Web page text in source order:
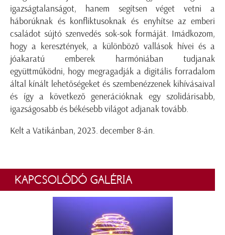
igazságtalanságot, hanem segítsen véget vetni a
háborúknak és konfliktusoknak és enyhítse az emberi
családot sújtó szenvedés sok-sok formáját. Imádkozom,
hogy a keresztények, a különböző vallások hívei és a
jóakaratú emberek harmóniában tudjanak
együttműködni, hogy megragadják a digitális forradalom
által kínált lehetőségeket és szembenézzenek kihívásaival
és így a következő generációknak egy szolidárisabb,
igazságosabb és békésebb világot adjanak tovább.
Kelt a Vatikánban, 2023. december 8-án.
KAPCSOLÓDÓ GALÉRIA